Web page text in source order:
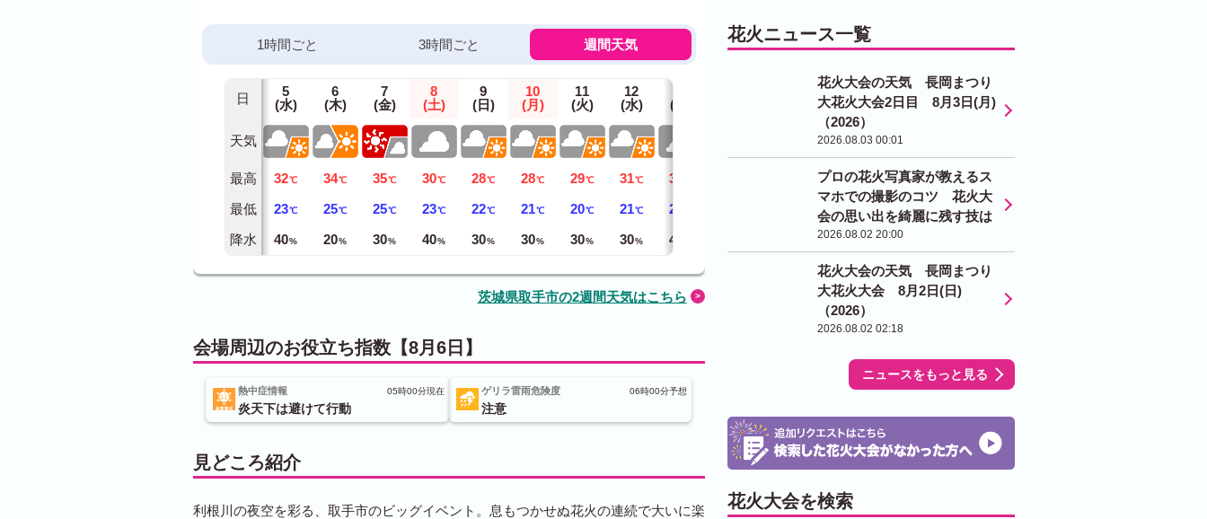
1時間ごと 3時間ごと 週間天気
日
天気
最高
最低
降水
5
(水)
32℃
23℃
40%
6
(木)
34℃
25℃
20%
7
(金)
35℃
25℃
30%
8
(土)
30℃
23℃
40%
9
(日)
28℃
22℃
30%
10
(月)
28℃
21℃
30%
11
(火)
29℃
20℃
30%
12
(水)
31℃
21℃
30%
(木)
30
21
40
茨城県取手市の2週間天気はこちら
会場周辺のお役立ち指数【8月6日】
熱中症情報 05時00分現在
炎天下は避けて行動
ゲリラ雷雨危険度 06時00分予想
注意
見どころ紹介
利根川の夜空を彩る、取手市のビッグイベント。息もつかせぬ花火の連続で大いに楽
花火ニュース一覧
花火大会の天気 長岡まつり
大花火大会2日目 8月3日(月)
（2026）
2026.08.03 00:01
プロの花火写真家が教えるス
マホでの撮影のコツ 花火大
会の思い出を綺麗に残す技は
2026.08.02 20:00
花火大会の天気 長岡まつり
大花火大会 8月2日(日)
（2026）
2026.08.02 02:18
ニュースをもっと見る
花火大会を検索